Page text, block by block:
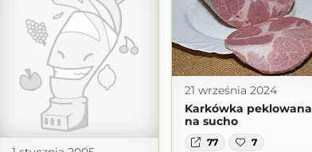
21 września 2024
Karkówka peklowana
na sucho
77 7